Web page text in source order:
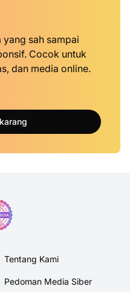
sah sampai
Cocok untuk
dan media online.
Tentang Kami
Pedoman Media Siber